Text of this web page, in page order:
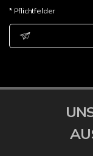
* Pflichtfelder